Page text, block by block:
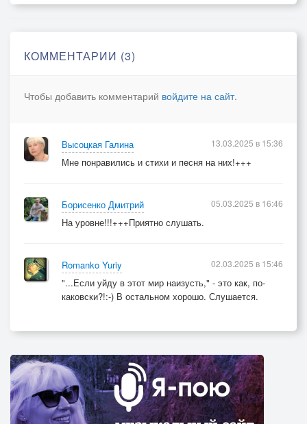
Я уже не шучу, не смеюсь,
Я не рядом, но всё же здесь…
Не плачь… Просто выше взгляни.
Кто-то шепнет: «Судьба украла…»
А кто-то, тихо внутри улыбнувшись,
Припев
Этот мир меня бил, но я в нем до конца не сгорел.
Я любил эту жизнь, хоть она меня бросила вниз,
Просто вспомни меня, но без боли, без слез…
Эй… Если вдруг…
Если вдруг меня не станет…
Просто вспомни…
КОММЕНТАРИИ (3)
Чтобы добавить комментарий войдите на сайт.
Высоцкая Галина
Мне понравились и стихи и песня на них!+++
13.03.2025 в 15:36
Борисенко Дмитрий
На уровне!!!+++Приятно слушать.
05.03.2025 в 16:46
Romanko Yuriy
"...Если уйду в этот мир наизусть," - это как, по-
каковски?!:-) В остальном хорошо. Слушается.
02.03.2025 в 15:46